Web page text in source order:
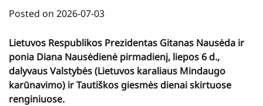
Posted on 2026-07-03
Lietuvos Respublikos Prezidentas Gitanas Nausėda ir
ponia Diana Nausėdienė pirmadienį, liepos 6 d.,
dalyvaus Valstybės (Lietuvos karaliaus Mindaugo
karūnavimo) ir Tautiškos giesmės dienai skirtuose
renginiuose.